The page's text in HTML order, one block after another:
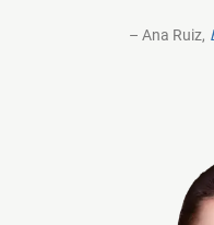
– Ana Ruiz,